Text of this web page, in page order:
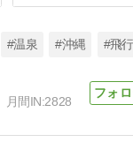
#温泉 #沖縄 #飛
月間IN:2828